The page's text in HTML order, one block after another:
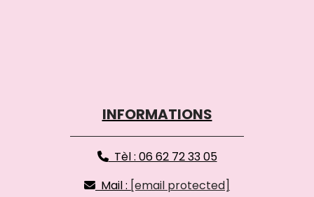
INFORMATIONS
Tèl : 06 62 72 33 05
 Mail : [email protected]